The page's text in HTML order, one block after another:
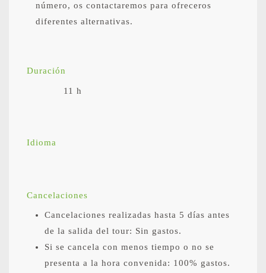
número, os contactaremos para ofreceros
diferentes alternativas.
Duración
11 h
Idioma
Cancelaciones
Cancelaciones realizadas hasta 5 días antes
de la salida del tour: Sin gastos.
Si se cancela con menos tiempo o no se
presenta a la hora convenida: 100% gastos.